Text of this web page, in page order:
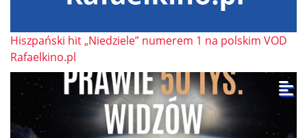
Hiszpański hit „Niedziele” numerem 1 na polskim VOD
Rafaelkino.pl